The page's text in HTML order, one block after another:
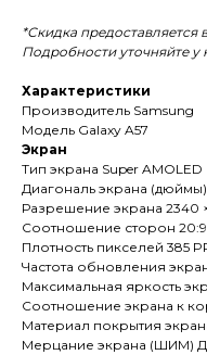
*Скидка предоставляется
Подробности уточняйте у
Характеристики
Производитель Samsung
Модель Galaxy A57
Экран
Тип экрана Super AMOLED
Диагональ экрана (дюймы)
Разрешение экрана 2340
Соотношение сторон 20:9
Плотность пикселей 385
Частота обновления
Максимальная яркость
Соотношение экрана к
Материал покрытия
Мерцание экрана (ШИМ)